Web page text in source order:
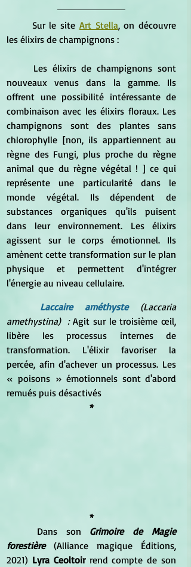
Sur le site Art Stella, on découvre
les élixirs de champignons :
Les élixirs de champignons sont
nouveaux venus dans la gamme. Ils
offrent une possibilité intéressante de
combinaison avec les élixirs floraux. Les
champignons sont des plantes sans
chlorophylle [non, ils appartiennent au
règne des Fungi, plus proche du règne
animal que du règne végétal ! ] ce qui
représente une particularité dans le
monde végétal. Ils dépendent de
substances organiques qu'ils puisent
dans leur environnement. Les élixirs
agissent sur le corps émotionnel. Ils
amènent cette transformation sur le plan
physique et permettent d'intégrer
l'énergie au niveau cellulaire.
Laccaire améthyste
(Laccaria
amethystina)  : Agit sur le troisième œil,
libère les processus internes de
transformation. L'élixir favoriser la
percée, afin d'achever un processus. Les
« poisons » émotionnels sont d'abord
remués puis désactivés
*
*
	Dans son
Grimoire de Magie
forestière (Alliance magique Éditions,
2021) Lyra Ceoltoir rend compte de son